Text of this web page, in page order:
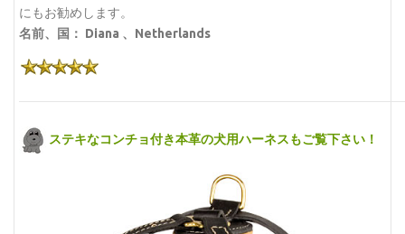
にもお勧めします。
名前、国： Diana 、Netherlands
ステキなコンチョ付き本革の犬用ハーネスもご覧下さい！